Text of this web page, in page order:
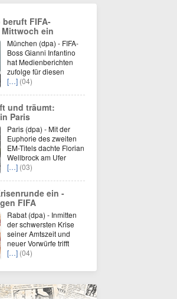
FIFA-
ein
München (dpa) - FIFA-
Boss Gianni Infantino
hat Medienberichten
zufolge für diesen
[…] (04)
und träumt:
Paris
Paris (dpa) - Mit der
Euphorie des zweiten
EM-Titels dachte Florian
Wellbrock am Ufer
[…] (03)
ein -
FIFA
Rabat (dpa) - Inmitten
der schwersten Krise
seiner Amtszeit und
neuer Vorwürfe trifft
[…] (04)